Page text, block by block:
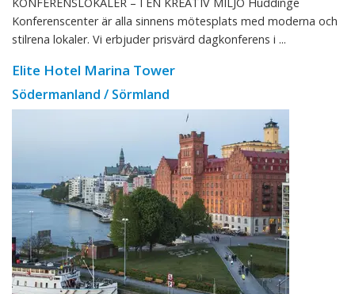
Konferenscenter är alla sinnens mötesplats med moderna och
stilrena lokaler. Vi erbjuder prisvärd dagkonferens i ...
Elite Hotel Marina Tower
Södermanland / Sörmland